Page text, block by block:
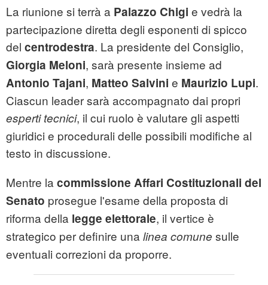
La riunione si terrà a Palazzo Chigi e vedrà la
partecipazione diretta degli esponenti di spicco
del centrodestra. La presidente del Consiglio,
Giorgia Meloni, sarà presente insieme ad
Antonio Tajani, Matteo Salvini e Maurizio Lupi.
Ciascun leader sarà accompagnato dai propri
esperti tecnici, il cui ruolo è valutare gli aspetti
giuridici e procedurali delle possibili modifiche al
testo in discussione.
Mentre la commissione Affari Costituzionali del
Senato prosegue l'esame della proposta di
riforma della legge elettorale, il vertice è
strategico per definire una linea comune sulle
eventuali correzioni da proporre.